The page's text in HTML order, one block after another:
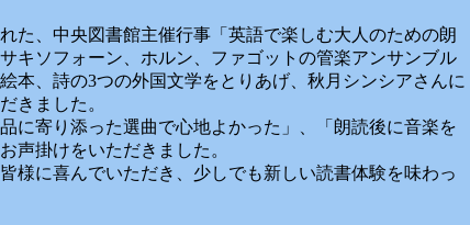
た、中央図書館主催行事「英語で楽しむ大人のための朗
キソフォーン、ホルン、ファゴットの管楽アンサンブル
本、詩の3つの外国文学をとりあげ、秋月シンシアさんに
きました。
に寄り添った選曲で心地よかった」、「朗読後に音楽を
声掛けをいただきました。
様に喜んでいただき、少しでも新しい読書体験を味わっ